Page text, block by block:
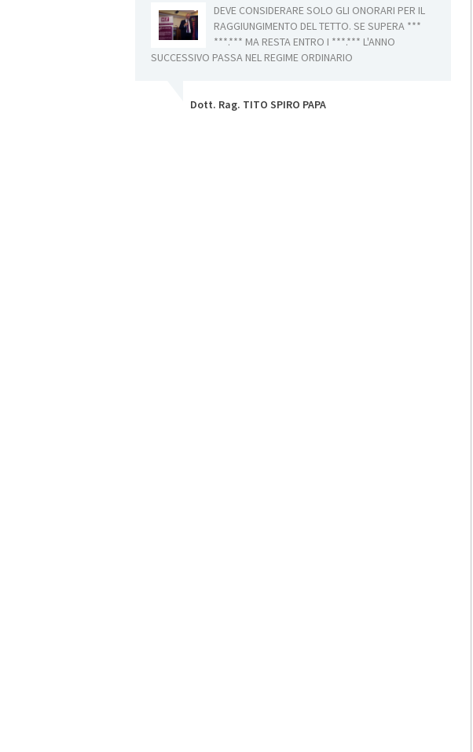
DEVE CONSIDERARE SOLO GLI ONORARI PER IL
RAGGIUNGIMENTO DEL TETTO. SE SUPERA ***
***.*** MA RESTA ENTRO I ***.*** L'ANNO
SUCCESSIVO PASSA NEL REGIME ORDINARIO
Dott. Rag. TITO SPIRO PAPA